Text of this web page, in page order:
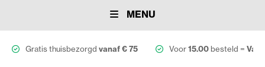
MENU
Gratis thuisbezorgd vanaf € 75 Voor15.00besteld =